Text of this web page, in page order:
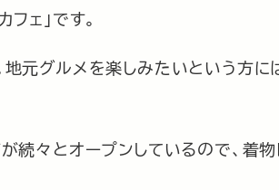
ェ」です。
元グルメを楽しみたいという方に
続々とオープンしているので、着